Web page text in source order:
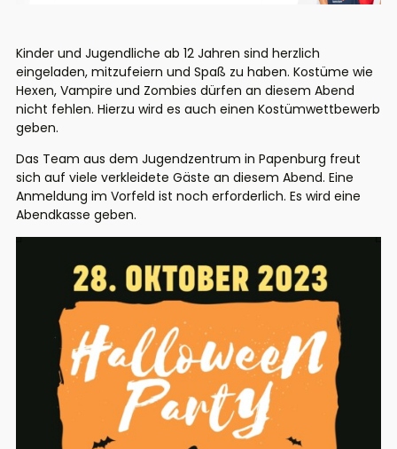
Kinder und Jugendliche ab 12 Jahren sind herzlich
eingeladen, mitzufeiern und Spaß zu haben. Kostüme wie
Hexen, Vampire und Zombies dürfen an diesem Abend
nicht fehlen. Hierzu wird es auch einen Kostümwettbewerb
geben.
Das Team aus dem Jugendzentrum in Papenburg freut
sich auf viele verkleidete Gäste an diesem Abend. Eine
Anmeldung im Vorfeld ist noch erforderlich. Es wird eine
Abendkasse geben.